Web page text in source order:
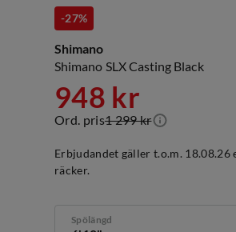
-27%
Shimano
Shimano SLX Casting Black
discounted
price
948 kr
original
price
Ord. pris1 299 kr
Erbjudandet gäller t.o.m. 18.08.26
räcker.
Spölängd